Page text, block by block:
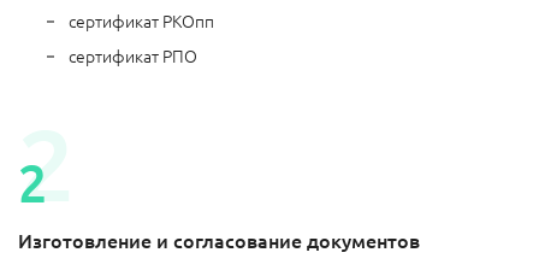
сертификат РКОпп
сертификат РПО
Изготовление и согласование документов